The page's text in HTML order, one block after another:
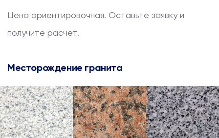
Цена ориентировочная. Оставьте заявку и
получите расчет.
Месторождение гранита